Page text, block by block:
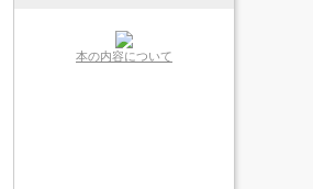
本の内容について